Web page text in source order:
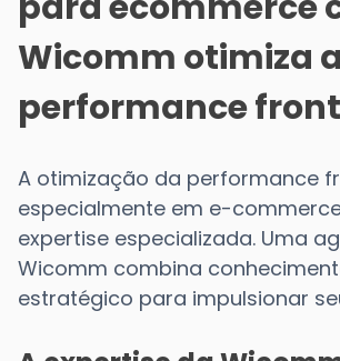
Wicomm otimiza a
performance
A otimização da performance
especialmente em e-
expertise especializada. Uma
Wicomm combina
estratégico para impulsionar